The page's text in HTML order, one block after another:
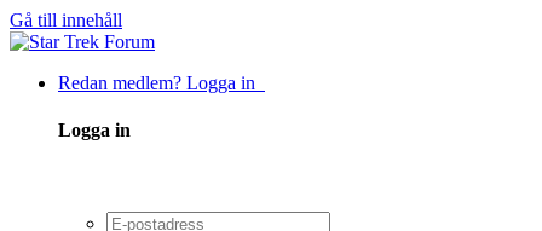
Gå till innehåll
Redan medlem? Logga in
Logga in